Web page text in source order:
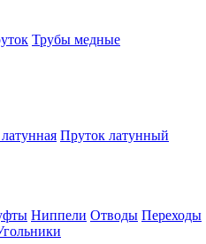
Трубы медные
Пруток латунный
Ниппели Отводы Переходы